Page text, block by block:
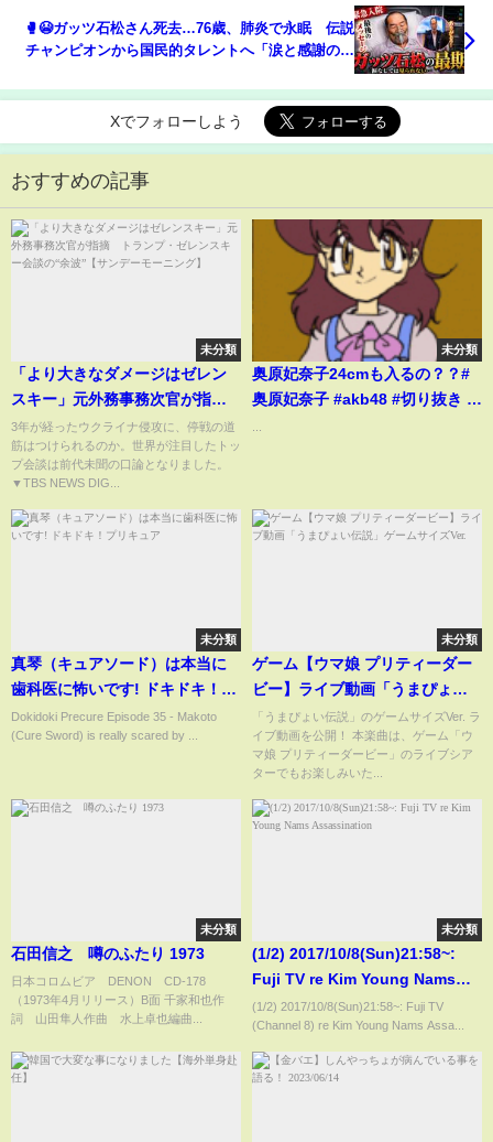
🥊😭ガッツ石松さん死去…76歳、肺炎で永眠 伝説
チャンピオンから国民的タレントへ「涙と感謝の人
Xでフォローしよう
おすすめの記事
未分類
「より大きなダメージはゼレン
スキー」元外務事務次官が指
摘 トランプ・ゼレンスキー会
談の“余波”【サンデーモーニン
グ】
3年が経ったウクライナ侵攻に、停戦の道
筋はつけられるのか。世界が注目したトッ
プ会談は前代未聞の口論となりました。
▼TBS NEWS DIG...
未分類
奥原妃奈子24cmも入るの？？#
奥原妃奈子 #akb48 #切り抜き #
未分類
真琴（キュアソード）は本当に
歯科医に怖いです! ドキドキ！プ
リキュア
Dokidoki Precure Episode 35 - Makoto
(Cure Sword) is really scared by ...
未分類
ゲーム【ウマ娘 プリティーダー
ビー】ライブ動画「うまぴょい
伝説」ゲームサイズVer.
「うまぴょい伝説」のゲームサイズVer. ラ
イブ動画を公開！ 本楽曲は、ゲーム「ウ
マ娘 プリティーダービー」のライブシア
ターでもお楽しみいた...
未分類
石田信之 噂のふたり 1973
日本コロムビア DENON CD-178
（1973年4月リリース）B面 千家和也作
詞 山田隼人作曲 水上卓也編曲...
未分類
(1/2) 2017/10/8(Sun)21:58~:
Fuji TV re Kim Young Nams
Assassination
(1/2) 2017/10/8(Sun)21:58~: Fuji TV
(Channel 8) re Kim Young Nams Assa...